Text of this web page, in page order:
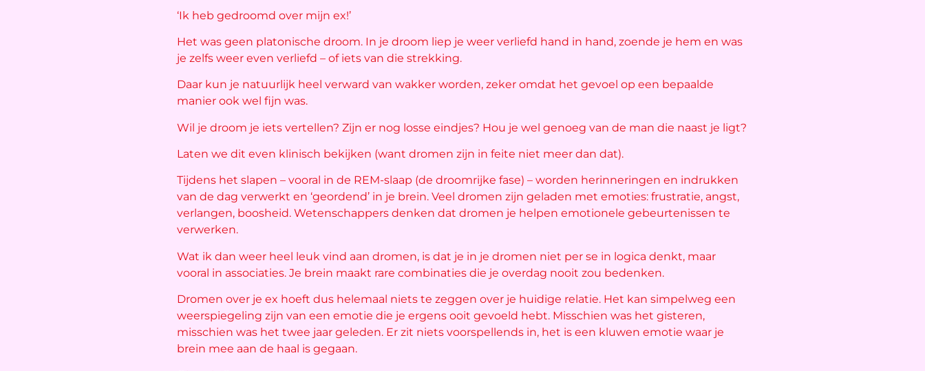
‘Ik heb gedroomd over mijn ex!’
Het was geen platonische droom. In je droom liep je weer verliefd hand in hand, zoende je hem en was
je zelfs weer even verliefd – of iets van die strekking.
Daar kun je natuurlijk heel verward van wakker worden, zeker omdat het gevoel op een bepaalde
manier ook wel fijn was.
Wil je droom je iets vertellen? Zijn er nog losse eindjes? Hou je wel genoeg van de man die naast je ligt?
Laten we dit even klinisch bekijken (want dromen zijn in feite niet meer dan dat).
Tijdens het slapen – vooral in de REM-slaap (de droomrijke fase) – worden herinneringen en indrukken
van de dag verwerkt en ‘geordend’ in je brein. Veel dromen zijn geladen met emoties: frustratie, angst,
verlangen, boosheid. Wetenschappers denken dat dromen je helpen emotionele gebeurtenissen te
verwerken.
Wat ik dan weer heel leuk vind aan dromen, is dat je in je dromen niet per se in logica denkt, maar
vooral in associaties. Je brein maakt rare combinaties die je overdag nooit zou bedenken.
Dromen over je ex hoeft dus helemaal niets te zeggen over je huidige relatie. Het kan simpelweg een
weerspiegeling zijn van een emotie die je ergens ooit gevoeld hebt. Misschien was het gisteren,
misschien was het twee jaar geleden. Er zit niets voorspellends in, het is een kluwen emotie waar je
brein mee aan de haal is gegaan.